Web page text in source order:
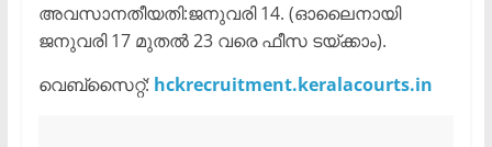
അവസാനതീയതി:ജനുവരി 14. (ഓലൈനായി
ജനുവരി 17 മുതൽ 23 വരെ ഫീസ ടയ്ക്കാം).
വെബ്സൈറ്റ്: hckrecruitment.keralacourts.in